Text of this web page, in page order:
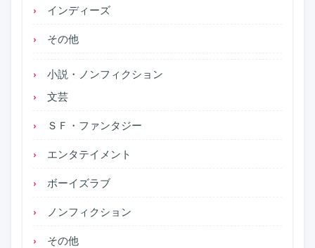
インディーズ
その他
小説・ノンフィクション
文芸
ＳＦ・ファンタジー
エンタテイメント
ボーイズラブ
ノンフィクション
その他